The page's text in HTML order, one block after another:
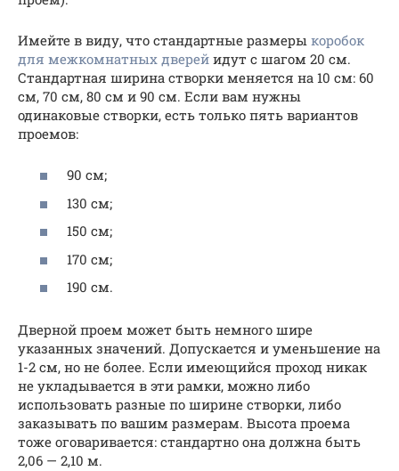
Имейте в виду, что стандартные размеры коробок
для межкомнатных дверей идут с шагом 20 см.
Стандартная ширина створки меняется на 10 см: 60
см, 70 см, 80 см и 90 см. Если вам нужны
одинаковые створки, есть только пять вариантов
проемов:
90 см;
130 см;
150 см;
170 см;
190 см.
Дверной проем может быть немного шире
указанных значений. Допускается и уменьшение на
1-2 см, но не более. Если имеющийся проход никак
не укладывается в эти рамки, можно либо
использовать разные по ширине створки, либо
заказывать по вашим размерам. Высота проема
тоже оговаривается: стандартно она должна быть
2,06 — 2,10 м.